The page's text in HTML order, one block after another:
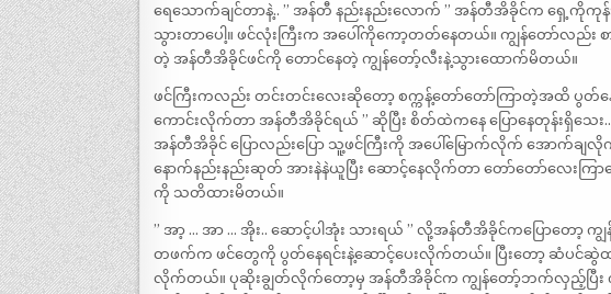
ရေသောက်ချင်တာနဲ့.. ” အန်တီ နည်းနည်းလောက် ” အန်တီအိခိုင်က ရှေ့ကိုကုန်
သွားတာပေါ့။ ဖင်လုံးကြီးက အပေါ်ကိုကော့တတ်နေတယ်။ ကျွန်တော်လည်း
တဲ့ အန်တီအိခိုင်ဖင်ကို တောင်နေတဲ့ ကျွန်တော့်လီးနဲ့သွားထောက်မိတယ်။
ဖင်ကြီးကလည်း တင်းတင်းလေးဆိုတော့ စက္ကန့်တော်တော်ကြာတဲ့အထိ ပွတ်န
ကောင်းလိုက်တာ အန်တီအိခိုင်ရယ် ” ဆိုပြီး စိတ်ထဲကနေ ပြောနေတုန်းရှိသေး..
အန်တီအိခိုင် ပြောလည်းပြော သူ့ဖင်ကြီးကို အပေါ်မြောက်လိုက် အောက်ခ
နောက်နည်းနည်းဆုတ် အားနဲနဲယူပြီး ဆောင့်နေလိုက်တာ တော်တော်လေးက
ကို သတိထားမိတယ်။
” အာ့ … အာ … အိုး.. ဆောင့်ပါအုံး သားရယ် ” လို့အန်တီအိခိုင်ကပြောတေ
တဖက်က ဖင်တွေကို ပွတ်နေရင်းနဲ့ဆောင့်ပေးလိုက်တယ်။ ပြီးတော့ ဆံပင်
လိုက်တယ်။ ပုဆိုးချွတ်လိုက်တော့မှ အန်တီအိခိုင်က ကျွန်တော့်ဘက်လှည့်ပြီး ကျွန်တ